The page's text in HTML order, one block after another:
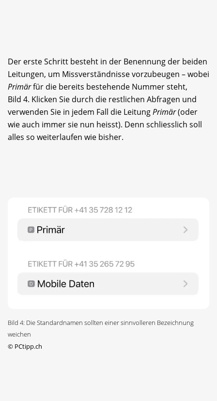
Der erste Schritt besteht in der Benennung der beiden
Leitungen, um Missverständnisse vorzubeugen – wobei
Primärfür die bereits bestehende Nummer steht,
Bild 4. Klicken Sie durch die restlichen Abfragen und
verwenden Sie in jedem Fall die LeitungPrimär(oder
wie auch immer sie nun heisst). Denn schliesslich soll
alles so weiterlaufen wie bisher.
Bild 4: Die Standardnamen sollten einer sinnvolleren Bezeichnung
weichen
© PCtipp.ch